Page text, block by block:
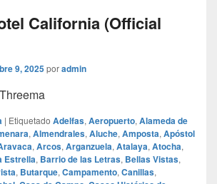
California (Official
9, 2025poradmin
| Etiquetado Adelfas, Aeropuerto, Alameda de
, Almendrales, Aluche, Amposta, Apóstol
, Arcos, Arganzuela, Atalaya, Atocha,
Estrella, Barrio de las Letras, Bellas Vistas,
, Butarque, Campamento, Canillas,